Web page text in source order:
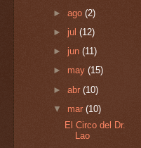
►ago(2)
►jul(12)
► jun(11)
► may(15)
►abr(10)
▼ mar(10)
El Circo del Dr.
Lao